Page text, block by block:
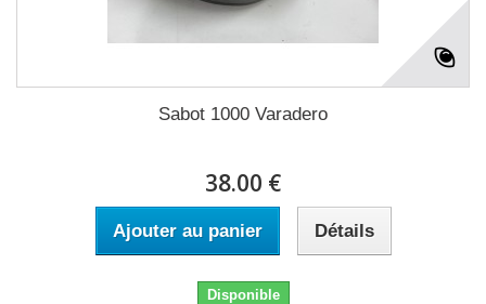
Sabot 1000 Varadero
38.00 €
Ajouter au panier Détails
Disponible